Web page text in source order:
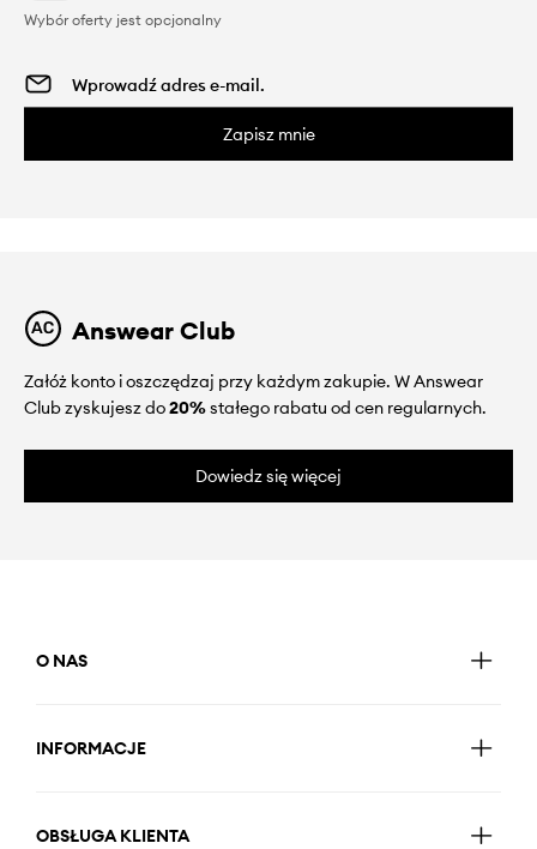
Wybór oferty jest opcjonalny
Zapisz mnie
Answear Club
Załóż konto i oszczędzaj przy każdym zakupie. W Answear
Club zyskujesz do20%stałego rabatu od cen regularnych.
Dowiedz się więcej
O NAS
INFORMACJE
OBSŁUGA KLIENTA